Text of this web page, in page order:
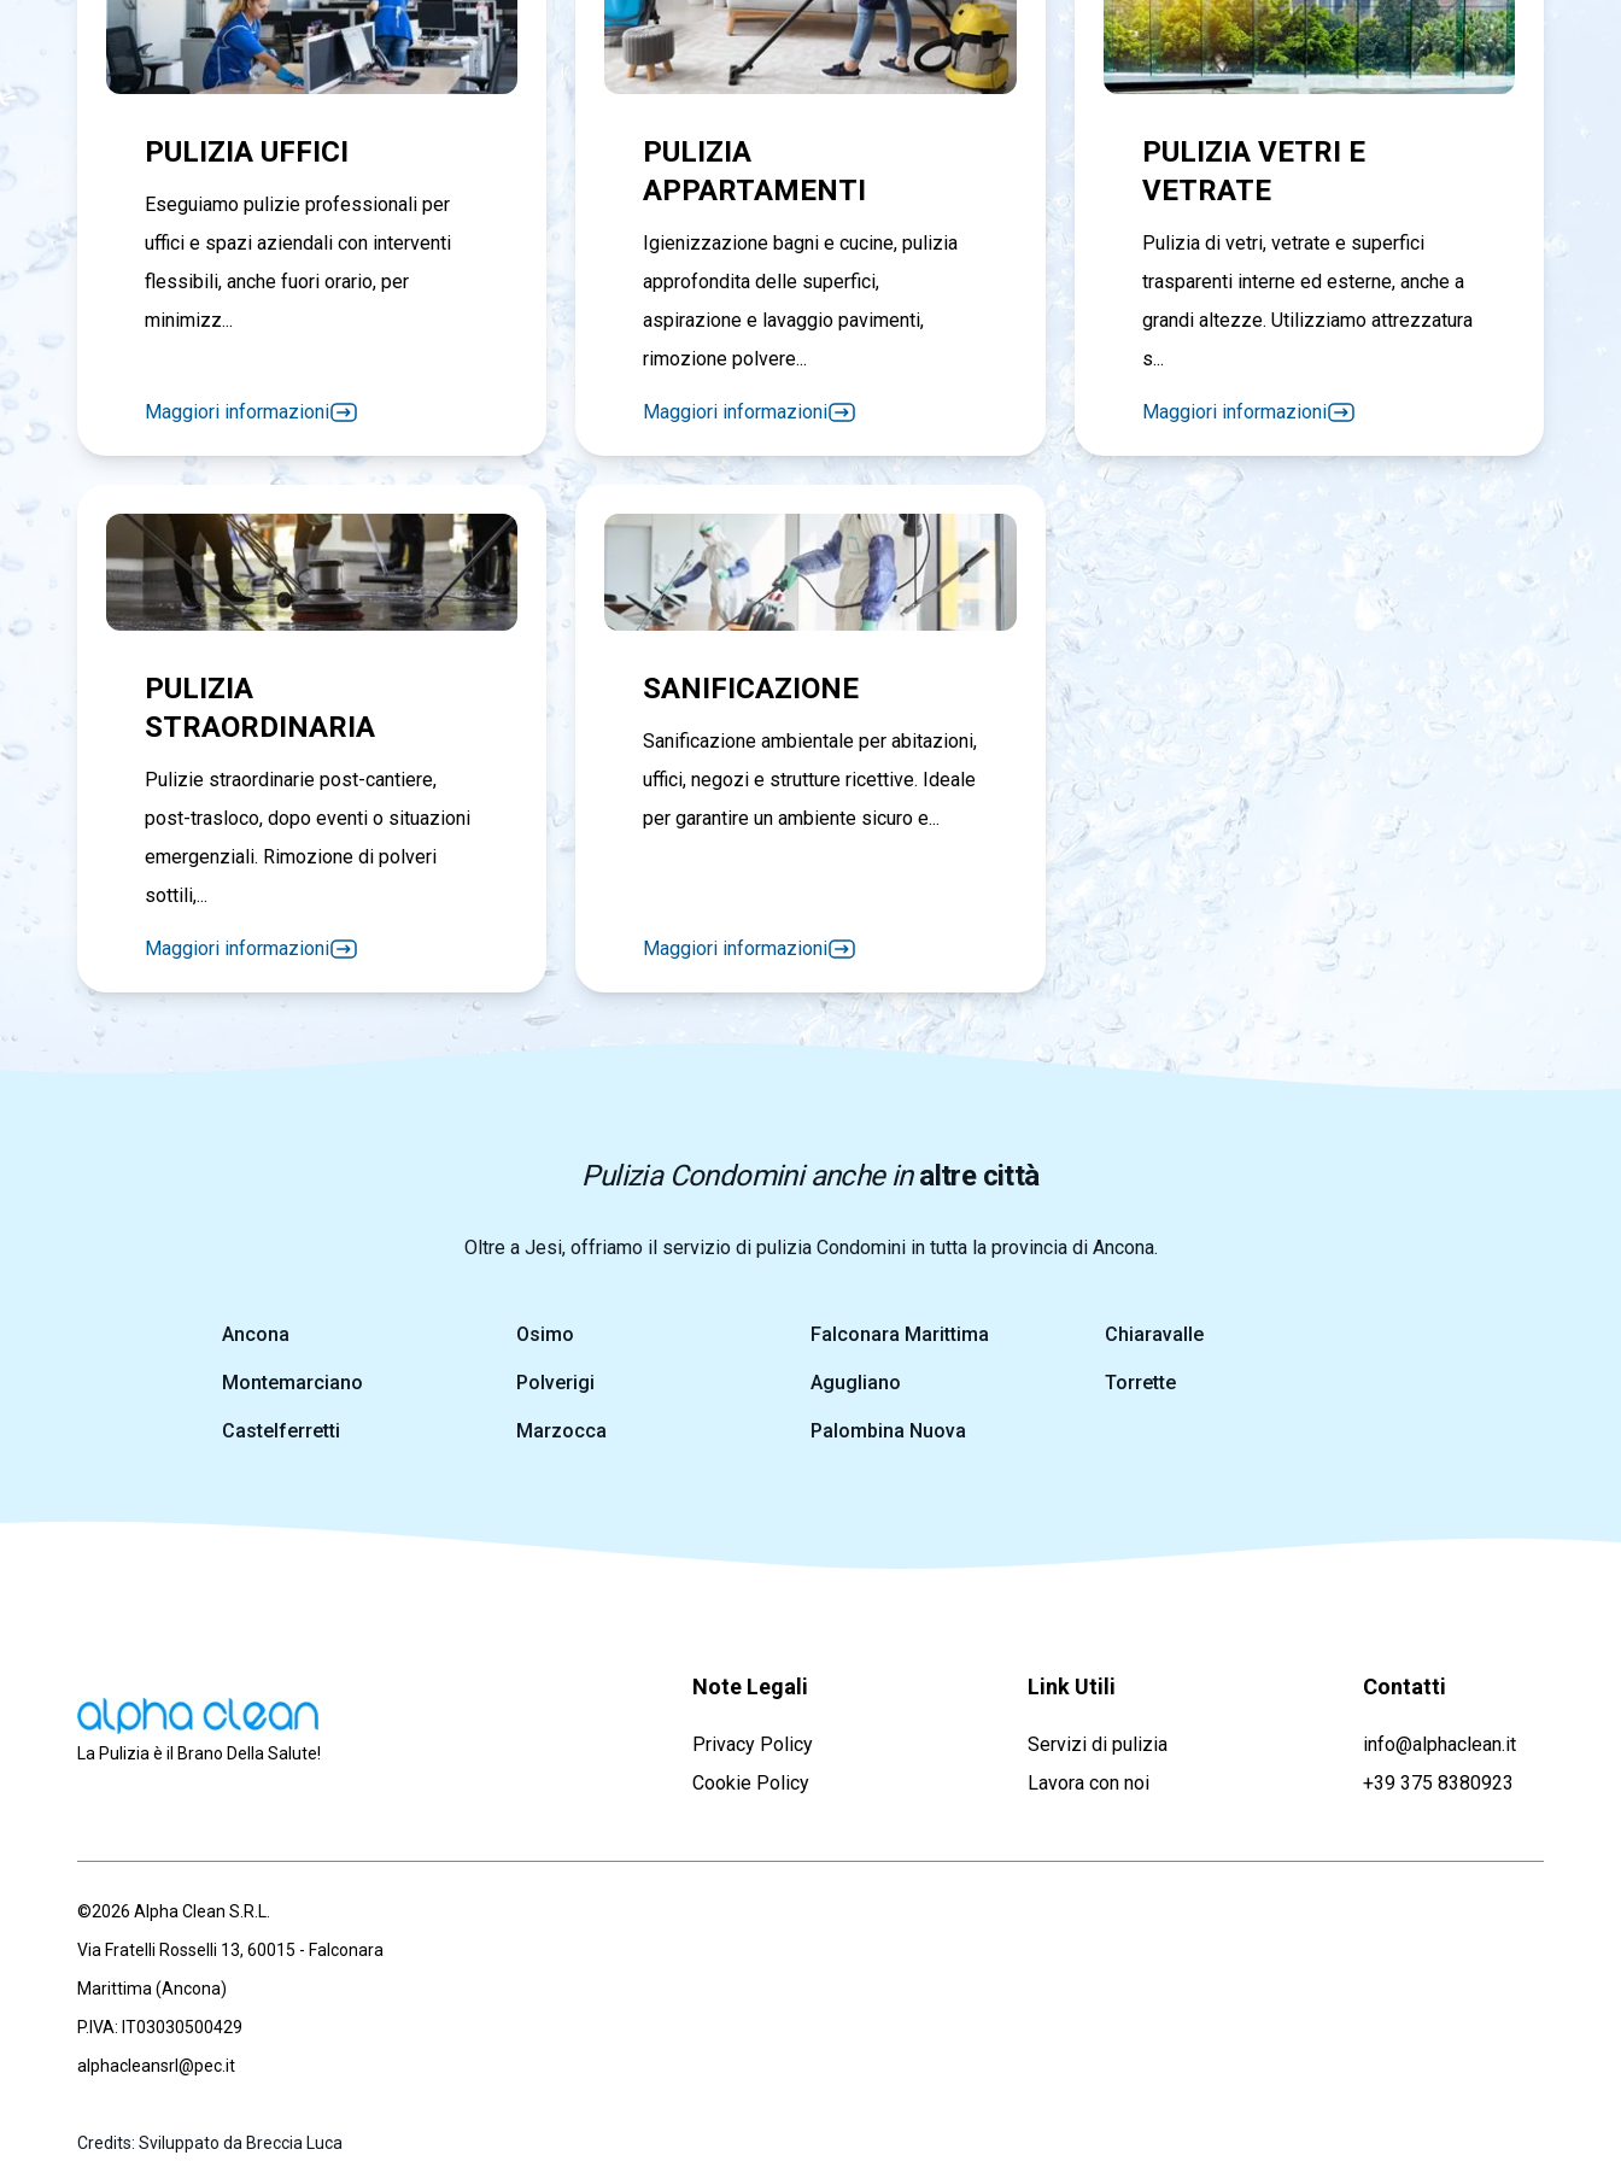
PULIZIA UFFICI
Eseguiamo pulizie professionali per
uffici e spazi aziendali con interventi
flessibili, anche fuori orario, per
minimizz...
Maggiori informazioni
PULIZIA
APPARTAMENTI
Igienizzazione bagni e cucine, pulizia
approfondita delle superfici,
aspirazione e lavaggio pavimenti,
rimozione polvere...
Maggiori informazioni
PULIZIA VETRI E
VETRATE
Pulizia di vetri, vetrate e superfici
trasparenti interne ed esterne, anche a
grandi altezze. Utilizziamo attrezzatura
s...
Maggiori informazioni
PULIZIA
STRAORDINARIA
Pulizie straordinarie post-cantiere,
post-trasloco, dopo eventi o situazioni
emergenziali. Rimozione di polveri
sottili,...
Maggiori informazioni
SANIFICAZIONE
Sanificazione ambientale per abitazioni,
uffici, negozi e strutture ricettive. Ideale
per garantire un ambiente sicuro e...
Maggiori informazioni
Pulizia Condomini anche inaltre città
Oltre a Jesi, offriamo il servizio di pulizia Condomini in tutta la provincia di Ancona.
Ancona Osimo Falconara Marittima Chiaravalle
Montemarciano Polverigi Agugliano Torrette
Castelferretti Marzocca Palombina Nuova
La Pulizia è il Brano Della Salute!
Note Legali
Privacy Policy
Cookie Policy
Link Utili
Servizi di pulizia
Lavora con noi
Contatti
info@alphaclean.it
+39 375 8380923
©2026 Alpha Clean S.R.L.
Via Fratelli Rosselli 13, 60015 - Falconara
Marittima (Ancona)
P.IVA: IT03030500429
alphacleansrl@pec.it
Credits: Sviluppato da Breccia Luca